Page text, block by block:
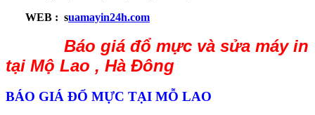
WEB : suamayin24h.com
Báo giá đổ mực và sửa máy in
tại Mộ Lao , Hà Đông
BÁO GIÁ ĐỔ MỰC TẠI MỖ LAO